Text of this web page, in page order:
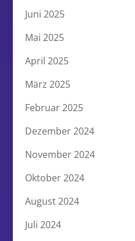
Juni 2025
Mai 2025
April 2025
März 2025
Februar 2025
Dezember 2024
November 2024
Oktober 2024
August 2024
Juli 2024